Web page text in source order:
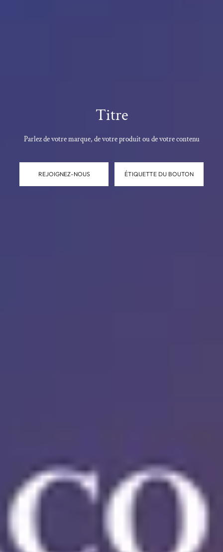
Titre
Parlez de votre marque, de votre produit ou de votre contenu
REJOIGNEZ-NOUS ÉTIQUETTE DU BOUTON